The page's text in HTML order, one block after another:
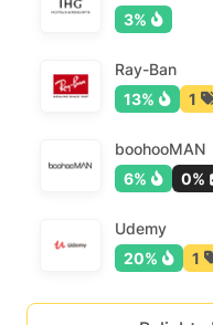
3%
Ray-Ban
13%
1
boohooMAN
6%
0%
Udemy
20%
1